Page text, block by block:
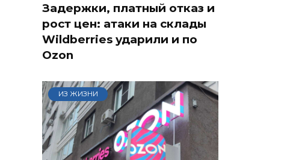
Задержки, платный отказ и
рост цен: атаки на склады
Wildberries ударили и по
Ozon
ИЗ ЖИЗНИ